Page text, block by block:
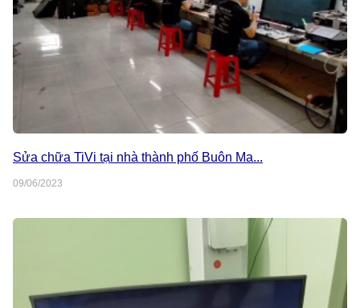
Sửa chữa TiVi tại nhà thành phố Buôn Ma...
09/06/2023